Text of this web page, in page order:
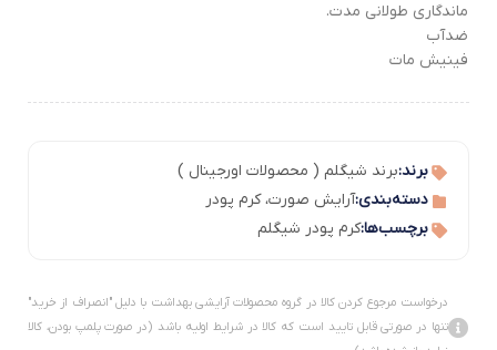
ماندگاری طولانی مدت.
ضدآب
فینیش مات
برند:برند شیگلم ( محصولات اورجینال )
دسته‌بندی:آرایش صورت،کرم پودر
برچسب‌ها:کرم پودر شیگلم
درخواست مرجوع کردن کالا در گروه محصولات آرایشی بهداشت با دلیل "انصراف از خرید"
تنها در صورتی قابل تایید است که کالا در شرایط اولیه باشد (در صورت پلمپ بودن، کالا